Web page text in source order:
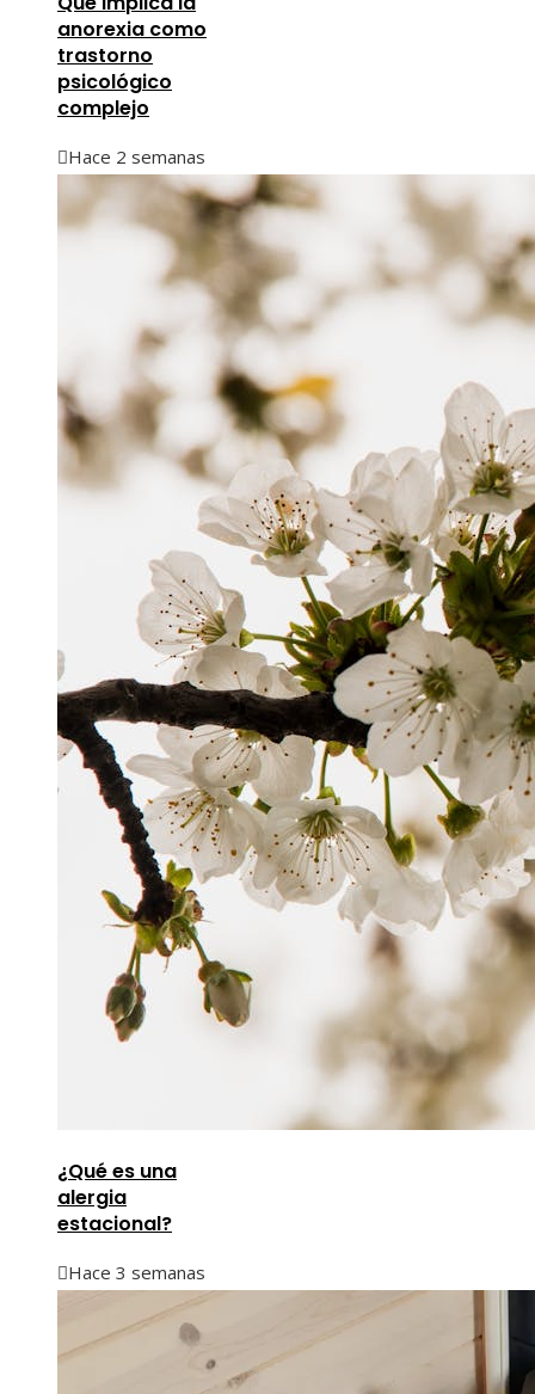
anorexia como
trastorno
psicológico
complejo
Hace 2 semanas
¿Qué es una
alergia
estacional?
Hace 3 semanas